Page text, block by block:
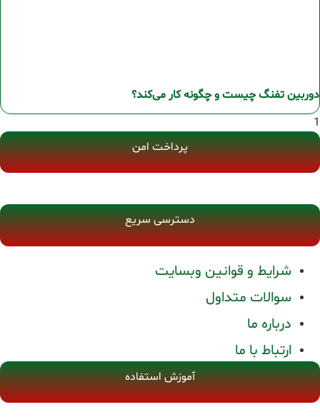
دوربین تفنگ چیست و چگونه کار می‌کند؟
پرداخت امن
دسترسی سریع
شرایط و قوانین وبسایت
سوالات متداول
درباره ما
ارتباط با ما
آموزش استفاده